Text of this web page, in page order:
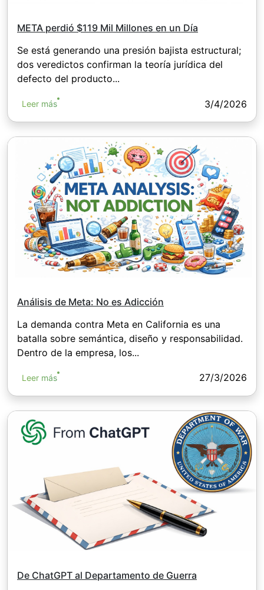
META perdió $119 Mil Millones en un Día
Se está generando una presión bajista estructural;
dos veredictos confirman la teoría jurídica del
defecto del producto...
Leer más 3/4/2026
Análisis de Meta: No es Adicción
La demanda contra Meta en California es una
batalla sobre semántica, diseño y responsabilidad.
Dentro de la empresa, los...
Leer más 27/3/2026
De ChatGPT al Departamento de Guerra